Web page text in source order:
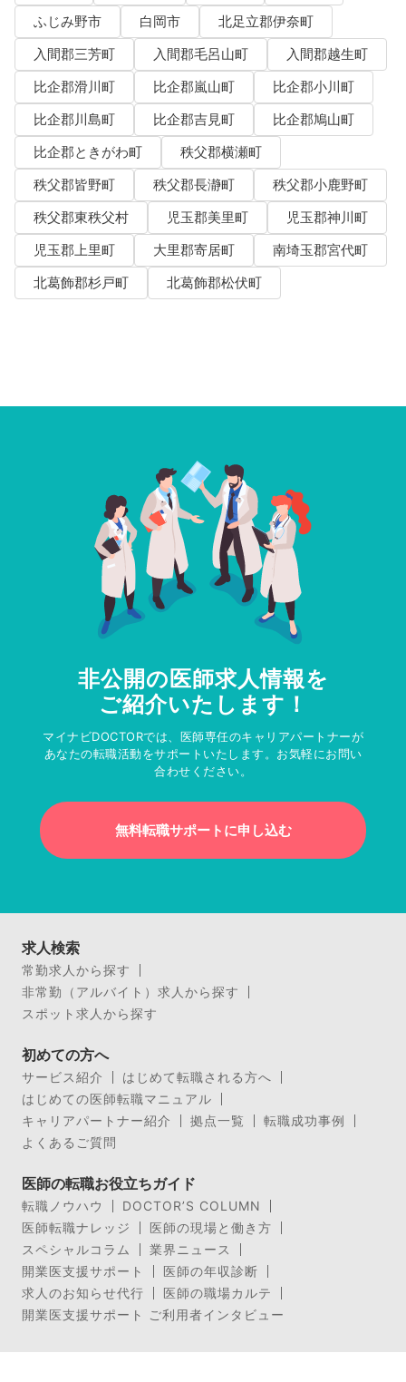
ふじみ野市
白岡市
北足立郡伊奈町
入間郡三芳町
入間郡毛呂山町
入間郡越生町
比企郡滑川町
比企郡嵐山町
比企郡小川町
比企郡川島町
比企郡吉見町
比企郡鳩山町
比企郡ときがわ町
秩父郡横瀬町
秩父郡皆野町
秩父郡長瀞町
秩父郡小鹿野町
秩父郡東秩父村
児玉郡美里町
児玉郡神川町
児玉郡上里町
大里郡寄居町
南埼玉郡宮代町
北葛飾郡杉戸町
北葛飾郡松伏町
非公開の医師求人情報を
ご紹介いたします！
マイナビDOCTORでは、医師専任のキャリアパートナーが
あなたの転職活動をサポートいたします。お気軽にお問い
合わせください。
無料転職サポートに申し込む
求人検索
常勤求人から探す
非常勤（アルバイト）求人から探す
スポット求人から探す
初めての方へ
サービス紹介
はじめて転職される方へ
はじめての医師転職マニュアル
キャリアパートナー紹介
拠点一覧
転職成功事例
よくあるご質問
医師の転職お役立ちガイド
転職ノウハウ
DOCTOR’S COLUMN
医師転職ナレッジ
医師の現場と働き方
スペシャルコラム
業界ニュース
開業医支援サポート
医師の年収診断
求人のお知らせ代行
医師の職場カルテ
開業医支援サポート ご利用者インタビュー